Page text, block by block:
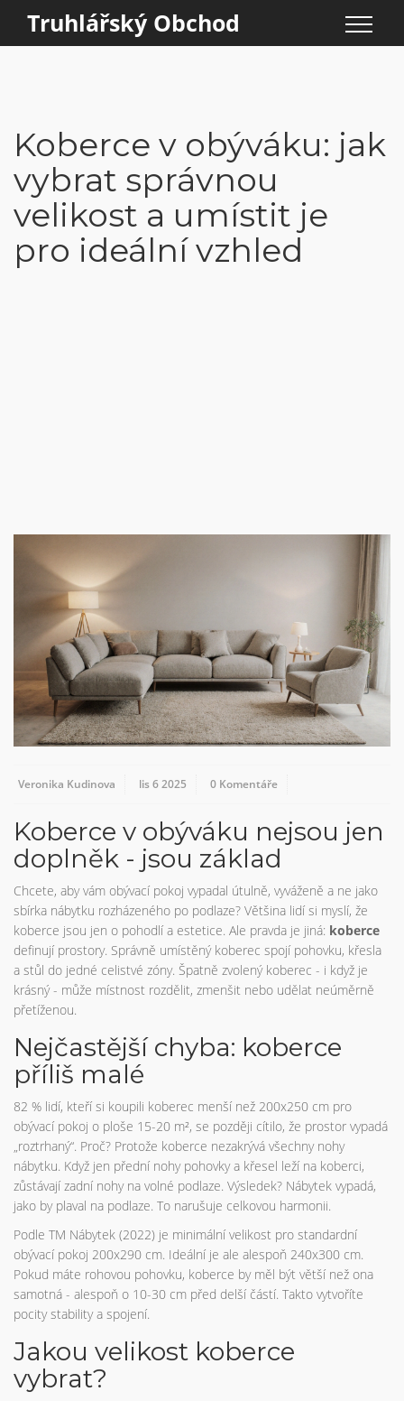
Truhlářský Obchod
Koberce v obýváku: jak
vybrat správnou
velikost a umístit je
pro ideální vzhled
Veronika Kudinova lis 6 2025 0 Komentáře
Koberce v obýváku nejsou jen
doplněk - jsou základ
Chcete, aby vám obývací pokoj vypadal útulně, vyváženě a ne jako
sbírka nábytku rozházeného po podlaze? Většina lidí si myslí, že
koberce jsou jen o pohodlí a estetice. Ale pravda je jiná: koberce
definují prostory. Správně umístěný koberec spojí pohovku, křesla
a stůl do jedné celistvé zóny. Špatně zvolený koberec - i když je
krásný - může místnost rozdělit, zmenšit nebo udělat neúměrně
přetíženou.
Nejčastější chyba: koberce
příliš malé
82 % lidí, kteří si koupili koberec menší než 200x250 cm pro
obývací pokoj o ploše 15-20 m², se později cítilo, že prostor vypadá
„roztrhaný“. Proč? Protože koberce nezakrývá všechny nohy
nábytku. Když jen přední nohy pohovky a křesel leží na koberci,
zůstávají zadní nohy na volné podlaze. Výsledek? Nábytek vypadá,
jako by plaval na podlaze. To narušuje celkovou harmonii.
Podle TM Nábytek (2022) je minimální velikost pro standardní
obývací pokoj 200x290 cm. Ideální je ale alespoň 240x300 cm.
Pokud máte rohovou pohovku, koberce by měl být větší než ona
samotná - alespoň o 10-30 cm před delší částí. Takto vytvoříte
pocity stability a spojení.
Jakou velikost koberce
vybrat?